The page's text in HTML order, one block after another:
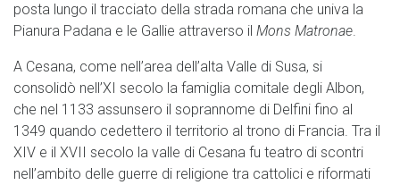
posta lungo il tracciato della strada romana che univa la
Pianura Padana e le Gallie attraverso il Mons Matronae.
A Cesana, come nell’area dell’alta Valle di Susa, si
consolidò nell’XI secolo la famiglia comitale degli Albon,
che nel 1133 assunsero il soprannome di Delfini fino al
1349 quando cedettero il territorio al trono di Francia. Tra il
XIV e il XVII secolo la valle di Cesana fu teatro di scontri
nell’ambito delle guerre di religione tra cattolici e riformati